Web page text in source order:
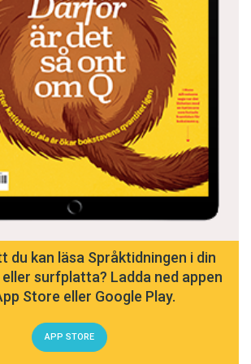
du kan läsa Språktidningen i din
surfplatta? Ladda ned appen
Store eller Google Play.
APP STORE